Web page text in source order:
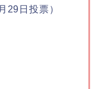
29日投票）